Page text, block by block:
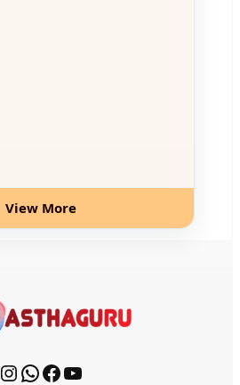
View More
Instagram WhatsApp Facebook YouTube